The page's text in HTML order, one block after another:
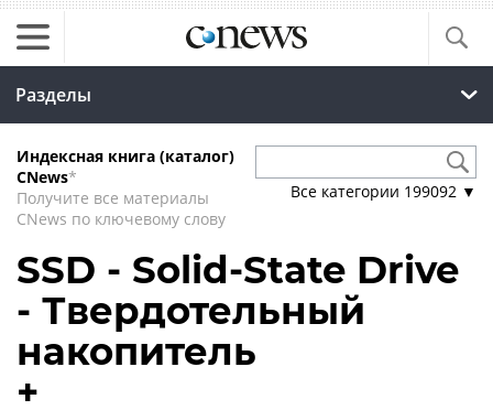
Разделы
Индексная книга (каталог)
CNews*
Получите все материалы
CNews по ключевому слову
Все категории 199092 ▼
SSD - Solid-State Drive
- Твердотельный
накопитель
+